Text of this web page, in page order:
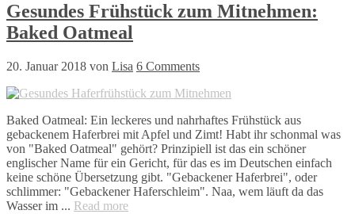
Gesundes Frühstück zum Mitnehmen:
Baked Oatmeal
20. Januar 2018 von Lisa 6 Comments
Baked Oatmeal: Ein leckeres und nahrhaftes Frühstück aus
gebackenem Haferbrei mit Apfel und Zimt! Habt ihr schonmal was
von "Baked Oatmeal" gehört? Prinzipiell ist das ein schöner
englischer Name für ein Gericht, für das es im Deutschen einfach
keine schöne Übersetzung gibt. "Gebackener Haferbrei", oder
schlimmer: "Gebackener Haferschleim". Naa, wem läuft da das
Wasser im ... Read more